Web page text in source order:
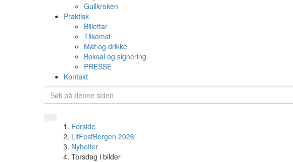
Gullkroken
Praktisk
Billettar
Tilkomst
Mat og drikke
Boksal og signering
PRESSE
Kontakt
Forside
LitFestBergen 2026
Nyheiter
Torsdag i bilder